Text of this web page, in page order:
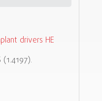
drivers HE